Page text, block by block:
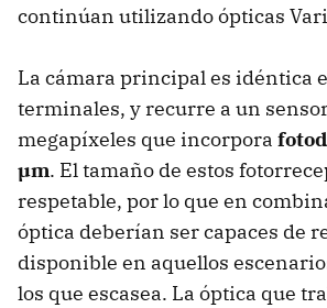
continúan utilizando ópticas
La cámara principal es idéntica
terminales, y recurre a un
megapíxeles que incorpora
µm. El tamaño de estos
respetable, por lo que en
óptica deberían ser capaces de
disponible en aquellos
los que escasea. La óptica que